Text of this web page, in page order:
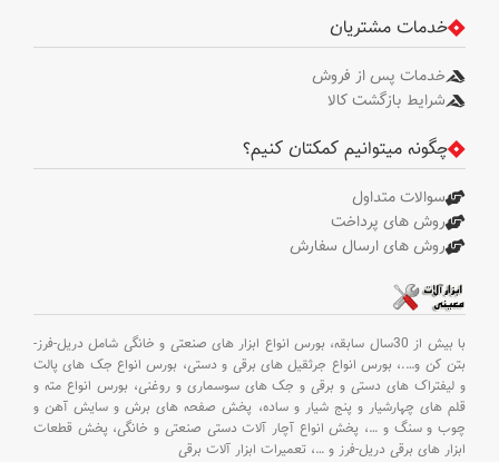
وزن
ناخالص
بسته
بندی
کارتن
خدمات مشتریان
خدمات پس از فروش
شرایط بازگشت کالا
چگونه میتوانیم کمکتان کنیم؟
سوالات متداول
روش های پرداخت
روش های ارسال سفارش
با بیش از 30سال سابقه،
بورس انواع ابزار های صنعتی و خانگی شامل دریل-فرز-
بتن کن و….، بورس انواع جرثقیل های برقی و دستی، بورس انواع جک های پالت
و لیفتراک های دستی و برقی و جک های سوسماری و روغنی، بورس انواع مته و
قلم های چهارشیار و پنج شیار و ساده، پخش صفحه های برش و سایش آهن و
چوب و سنگ و …، پخش انواع آچار آلات دستی صنعتی و خانگی، پخش قطعات
ابزار های برقی دریل-فرز و …، تعمیرات ابزار آلات برقی